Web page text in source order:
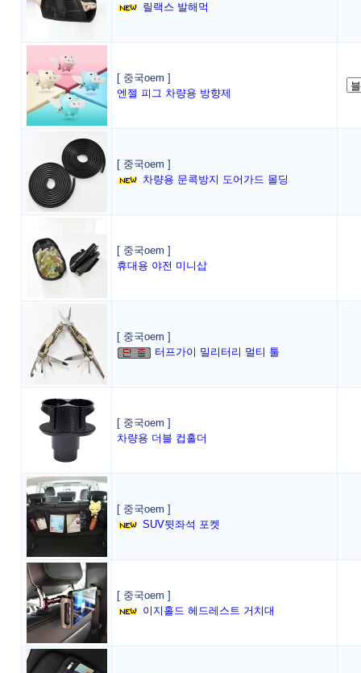
릴랙스 발해먹
[ 중국oem ]
엔젤 피그 차량용 방향제
[ 중국oem ]
차량용 문콕방지 도어가드 몰딩
[ 중국oem ]
휴대용 야전 미니삽
[ 중국oem ]
터프가이 밀리터리 멀티 툴
[ 중국oem ]
차량용 더블 컵홀더
[ 중국oem ]
SUV뒷좌석 포켓
[ 중국oem ]
이지홀드 헤드레스트 거치대